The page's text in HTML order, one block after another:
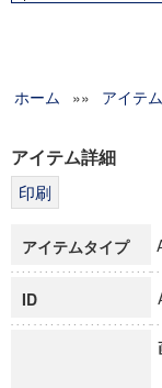
グローバル
科学研究費
博士課程教
ホーム »» アイテ
アイテム詳細
アイテムタイプ
ID